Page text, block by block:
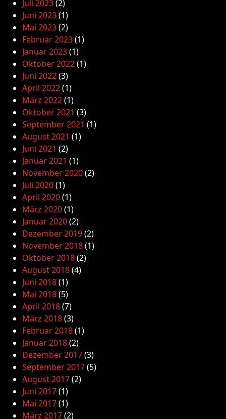
Juli 2023(2)
Juni 2023(1)
Mai 2023(2)
Februar 2023(1)
Januar 2023(1)
Oktober 2022(1)
Juni 2022(3)
April 2022(1)
März 2022(1)
Oktober 2021 (3)
September 2021 (1)
August 2021 (1)
Juni 2021 (2)
Januar 2021 (1)
November 2020(2)
Juli 2020(1)
April 2020(1)
März 2020(1)
Januar 2020(2)
Dezember 2019(2)
November 2018(1)
Oktober 2018(2)
August 2018(4)
Juni 2018(1)
Mai 2018(5)
April 2018(7)
März 2018(3)
Februar 2018(1)
Januar 2018(2)
Dezember 2017(3)
September 2017(5)
August 2017(2)
Juni 2017(1)
Mai 2017(1)
März 2017(2)